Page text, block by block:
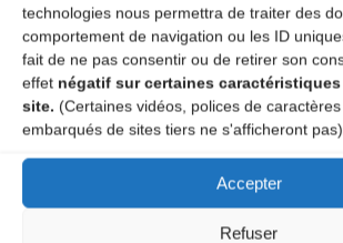
technologies nous permettra de traiter des
comportement de navigation ou les ID
fait de ne pas consentir ou de retirer son
effet négatif sur certaines
site. (Certaines vidéos, polices de
embarqués de sites tiers ne s'afficheront pas)
Accepter
Refuser
Laisser un
commentaire
obligatoires sont indiqués avec*